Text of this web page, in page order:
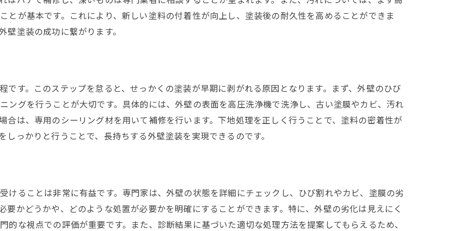
各ステップでの品質確認方法
最終チェックで見逃しがちなポイント
とが基本です。これにより、新しい塗料の付着性が向上し、塗装後の耐久性を高めることができま
塗装の成功に繋がります。
です。このステップを怠ると、せっかくの塗装が早期に剥がれる原因となります。まず、外壁のひび
ングを行うことが大切です。具体的には、外壁の表面を高圧洗浄機で洗浄し、古い塗膜やカビ、汚れ
合は、専用のシーリング材を用いて補修を行います。下地処理を正しく行うことで、塗料の密着性が
っかりと行うことで、長持ちする外壁塗装を実現できるのです。
けることは非常に有益です。専門家は、外壁の状態を詳細にチェックし、ひび割れやカビ、塗膜の劣
要かどうかや、どのような処置が必要かを明確にすることができます。特に、外壁の劣化は見えにく
的な視点での評価が重要です。また、診断結果に基づいた適切な処理方法を提案してもらえるため、